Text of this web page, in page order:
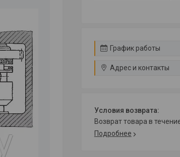
График работы
Адрес и контакты
возврат товара в
Подробнее